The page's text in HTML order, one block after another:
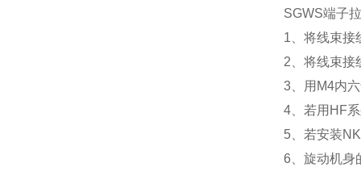
SGWS端子
1、将线束接
2、将线束接
3、用M4内
4、若用HF
5、若安装
6、旋动机身